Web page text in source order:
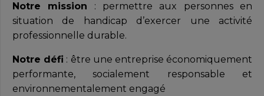
Notre mission : permettre aux personnes en
situation de handicap d’exercer une activité
professionnelle durable.
Notre défi : être une entreprise économiquement
performante, socialement responsable et
environnementalement engagé